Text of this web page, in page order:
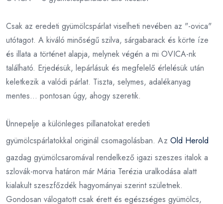
Csak az eredeti gyümölcspárlat viselheti nevében az "-ovica"
utótagot. A kiváló minőségű szilva, sárgabarack és körte íze
és illata a történet alapja, melynek végén a mi OVICA-nk
található. Erjedésük, lepárlásuk és megfelelő érlelésük után
keletkezik a valódi párlat. Tiszta, selymes, adalékanyag
mentes... pontosan úgy, ahogy szeretik.
Ünnepelje a különleges pillanatokat eredeti
gyümölcspárlatokkal originál csomagolásban. Az Old Herold
gazdag gyümölcsaromával rendelkező igazi szeszes italok a
szlovák-morva határon már Mária Terézia uralkodása alatt
kialakult szeszfőzdék hagyományai szerint születnek.
Gondosan válogatott csak érett és egészséges gyümölcs,